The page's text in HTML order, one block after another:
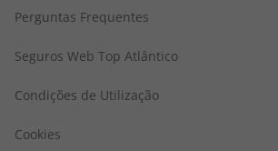
Perguntas Frequentes
Seguros Web Top Atlântico
Condições de Utilização
Cookies